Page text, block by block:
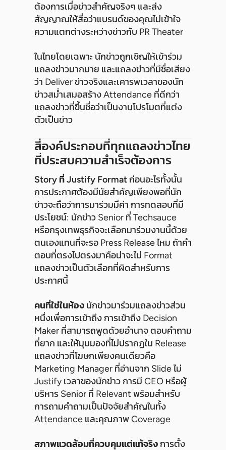
ต้องการเมื่อข่าวสำคัญจริงๆ และส่ง
สัญญาณให้สื่อว่าแบรนด์ของคุณไม่เข้าใจ
ความแตกต่างระหว่างข่าวกับ PR Theater
ในไทยโดยเฉพาะ นักข่าวถูกเชิญให้เข้าร่วม
แถลงข่าวมากมาย และแถลงข่าวที่มีชื่อเสียง
ว่า Deliver ข่าวจริงและเคารพเวลาของนัก
ข่าวสม่ำเสมอสร้าง Attendance ที่ดีกว่า
แถลงข่าวที่ขึ้นชื่อว่าเป็นงานโปรโมตที่แต่ง
ตัวเป็นข่าว
สี่องค์ประกอบที่ทุกแถลงข่าวไทย
ที่ประสบความสำเร็จต้องการ
Story ที่ Justify Formatก่อนอะไรทั้งนั้น
การประกาศต้องมีนัยสำคัญเพียงพอที่นัก
ข่าวจะถือว่าการมาร่วมมีค่า การทดสอบที่มี
ประโยชน์: นักข่าว Senior ที่ Techsauce
หรือกรุงเทพธุรกิจจะเลือกมาร่วมงานนี้ด้วย
ตนเองแทนที่จะรอ Press Release ไหม ถ้าคำ
ตอบที่ตรงไปตรงมาคือน่าจะไม่ Format
แถลงข่าวเป็นตัวเลือกที่ผิดสำหรับการ
ประกาศนี้
คนที่ใช่ในห้อง นักข่าวมาร่วมแถลงข่าวส่วน
หนึ่งเพื่อการเข้าถึง การเข้าถึง Decision
Maker ที่สามารถพูดด้วยอำนาจ ตอบคำถาม
ที่ยาก และให้มุมมองที่ไม่ปรากฏใน Release
แถลงข่าวที่โฆษกเพียงคนเดียวคือ
Marketing Manager ที่อ่านจาก Slide ไม่
Justify เวลาของนักข่าว การมี CEO หรือผู้
บริหาร Senior ที่ Relevant พร้อมสำหรับ
การถามคำถามเป็นปัจจัยสำคัญในทั้ง
Attendance และคุณภาพ Coverage
สภาพแวดล้อมที่ควบคุมแต่แท้จริงการตั้ง